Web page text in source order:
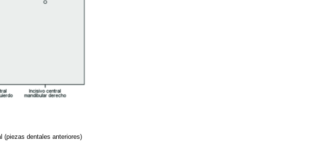
(piezas dentales anteriores)